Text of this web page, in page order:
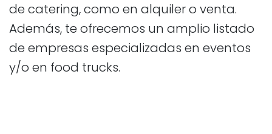
de catering, como en alquiler o venta.
Además, te ofrecemos un amplio listado
de empresas especializadas en eventos
y/o en food trucks.